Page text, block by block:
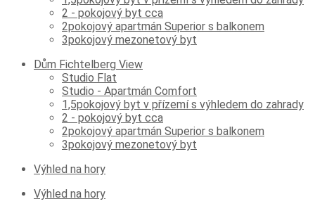
2 - pokojový byt cca
2pokojový apartmán Superior s balkonem
3pokojový mezonetový byt
Dům Fichtelberg View
Studio Flat
Studio - Apartmán Comfort
1,5pokojový byt v přízemí s výhledem do zahrady
2 - pokojový byt cca
2pokojový apartmán Superior s balkonem
3pokojový mezonetový byt
Výhled na hory
Výhled na hory